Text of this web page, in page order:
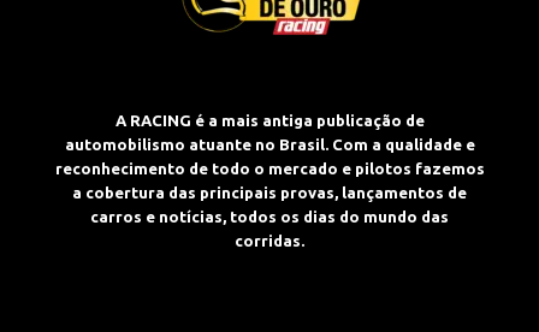
A RACING é a mais antiga publicação de
automobilismo atuante no Brasil. Com a qualidade e
reconhecimento de todo o mercado e pilotos fazemos
a cobertura das principais provas, lançamentos de
carros e notícias, todos os dias do mundo das
corridas.